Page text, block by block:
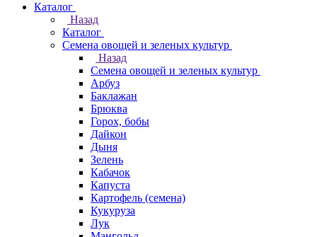
Каталог
Назад
Каталог
Семена овощей и зеленых культур
Назад
Семена овощей и зеленых культур
Арбуз
Баклажан
Брюква
Горох, бобы
Дайкон
Дыня
Зелень
Кабачок
Капуста
Картофель (семена)
Кукуруза
Лук